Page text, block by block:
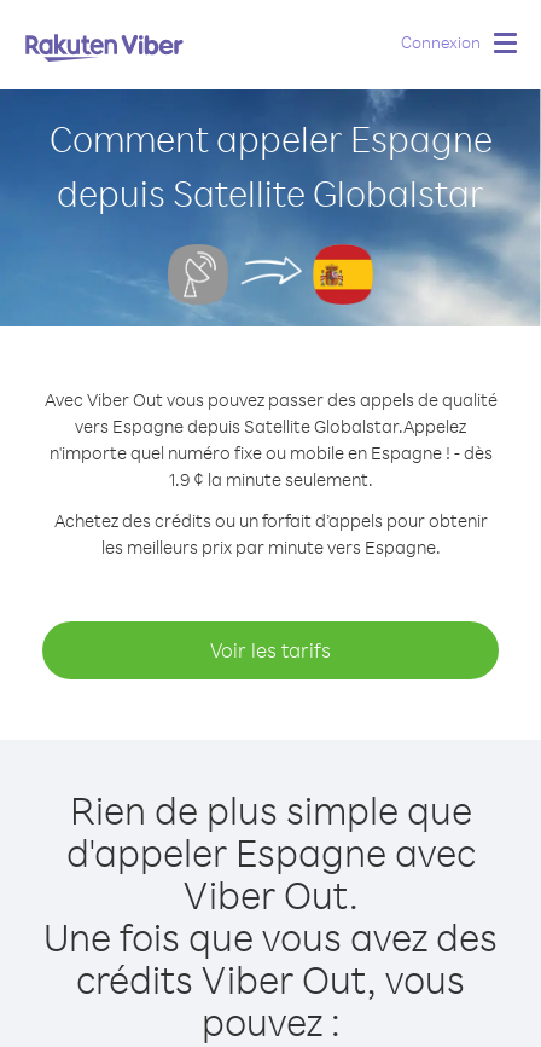
Connexion
Comment appeler Espagne
depuis Satellite Globalstar
Avec Viber Out vous pouvez passer des appels de qualité
vers Espagne depuis Satellite Globalstar.Appelez
n'importe quel numéro fixe ou mobile en Espagne ! - dès
1.9 ¢ la minute seulement.
Achetez des crédits ou un forfait d’appels pour obtenir
les meilleurs prix par minute vers Espagne.
Voir les tarifs
Rien de plus simple que
d'appeler Espagne avec
Viber Out.
Une fois que vous avez des
crédits Viber Out, vous
pouvez :